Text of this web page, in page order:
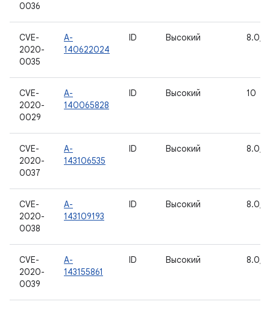
0036
CVE-
2020-
0035
A-
140622024
ID Высокий 8.0,
CVE-
2020-
0029
A-
140065828
ID Высокий 10
CVE-
2020-
0037
A-
143106535
ID Высокий 8.0,
CVE-
2020-
0038
A-
143109193
ID Высокий 8.0,
CVE-
2020-
0039
A-
143155861
ID Высокий 8.0,